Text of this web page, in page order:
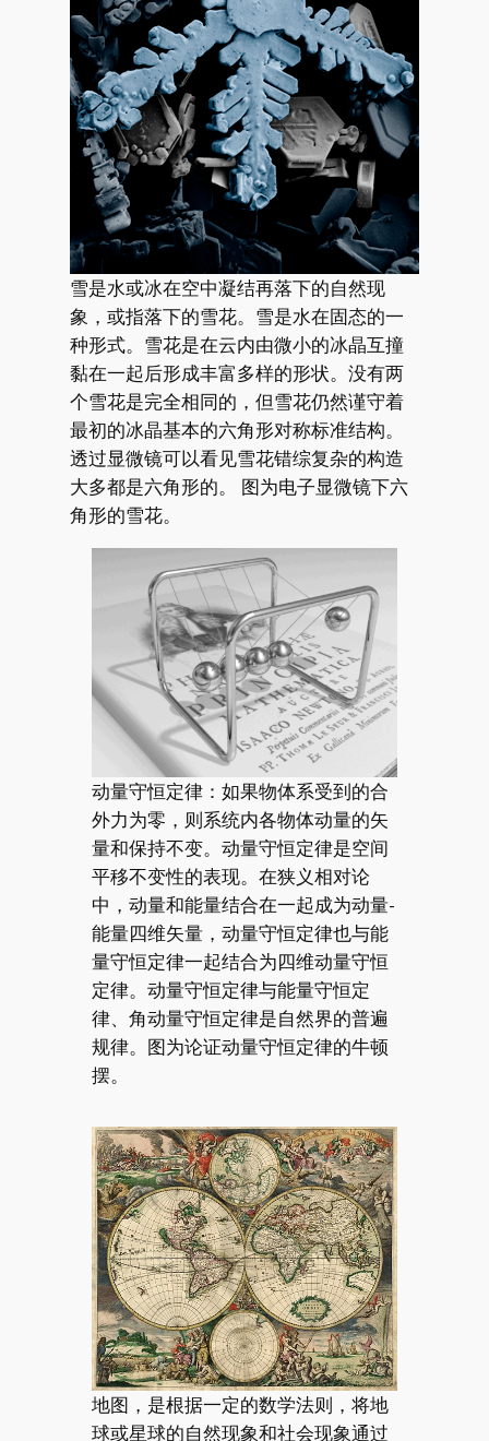
雪是水或冰在空中凝结再落下的自然现
象，或指落下的雪花。雪是水在固态的一
种形式。雪花是在云内由微小的冰晶互撞
黏在一起后形成丰富多样的形状。没有两
个雪花是完全相同的，但雪花仍然谨守着
最初的冰晶基本的六角形对称标准结构。
透过显微镜可以看见雪花错综复杂的构造
大多都是六角形的。 图为电子显微镜下六
角形的雪花。
动量守恒定律：如果物体系受到的合
外力为零，则系统内各物体动量的矢
量和保持不变。动量守恒定律是空间
平移不变性的表现。在狭义相对论
中，动量和能量结合在一起成为动量-
能量四维矢量，动量守恒定律也与能
量守恒定律一起结合为四维动量守恒
定律。动量守恒定律与能量守恒定
律、角动量守恒定律是自然界的普遍
规律。图为论证动量守恒定律的牛顿
摆。
地图，是根据一定的数学法则，将地
球或星球的自然现象和社会现象通过